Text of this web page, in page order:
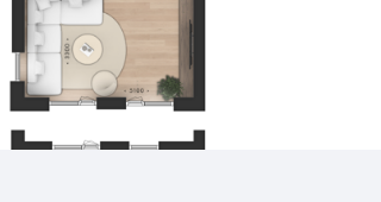
Verwarming